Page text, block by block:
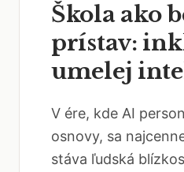
Škola ako
prístav:
umelej
V ére, kde AI
osnovy, sa
stáva ľudská